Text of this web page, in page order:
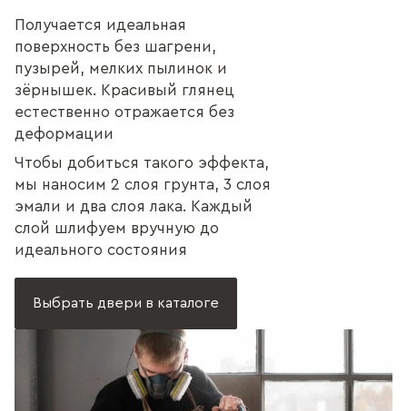
Получается идеальная
поверхность без шагрени,
пузырей, мелких пылинок и
зёрнышек. Красивый глянец
естественно отражается без
деформации
Чтобы добиться такого эффекта,
мы наносим 2 слоя грунта, 3 слоя
эмали и два слоя лака. Каждый
слой шлифуем вручную до
идеального состояния
Выбрать двери в каталоге